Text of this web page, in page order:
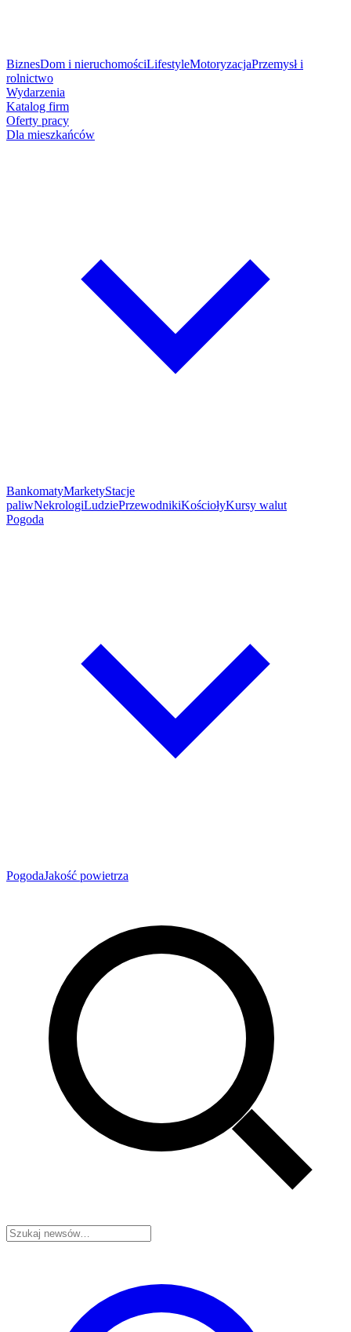
BiznesDom i nieruchomościLifestyleMotoryzacjaPrzemysł i
rolnictwo
Wydarzenia
Katalog firm
Oferty pracy
Dla mieszkańców
BankomatyMarketyStacje
paliwNekrologiLudziePrzewodnikiKościołyKursy walut
Pogoda
PogodaJakość powietrza